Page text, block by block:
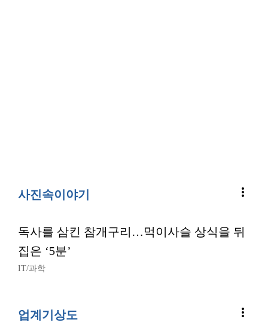
사진속이야기 more_vert
독사를 삼킨 참개구리…먹이사슬 상식을 뒤
집은 ‘5분’
IT/과학
업계기상도 more_vert